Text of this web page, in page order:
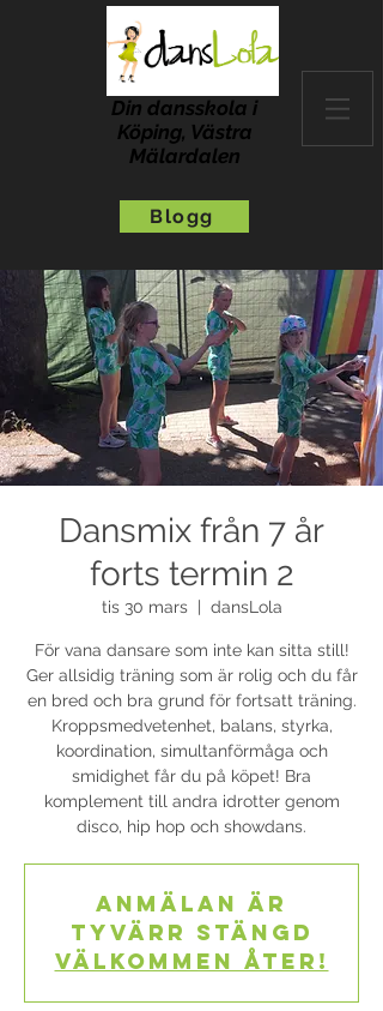
Din dansskola i
Köping, Västra
Mälardalen
Blogg
Dansmix från 7 år
forts termin 2
tis 30 mars
  |
dansLola
För vana dansare som inte kan sitta still!
Ger allsidig träning som är rolig och du får
en bred och bra grund för fortsatt träning.
Kroppsmedvetenhet, balans, styrka,
koordination, simultanförmåga och
smidighet får du på köpet! Bra
komplement till andra idrotter genom
disco, hip hop och showdans.
Anmälan är
tyvärr stängd
Välkommen åter!